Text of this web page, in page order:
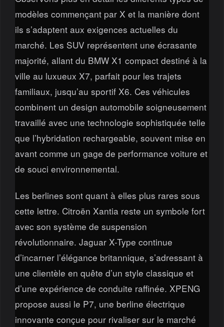
modèles commençant par X et la manière dont
ils s’adaptent aux exigences actuelles du
marché. Les SUV représentent une écrasante
majorité, allant du BMW X1 compact destiné à la
ville au luxueux X7, parfait pour les trajets
familiaux, jusqu’au sportif X6. Ces véhicules
combinent un design automobile soigneusement
travaillé avec une technologie sophistiquée telle
que l’hybridation rechargeable, souvent mise en
avant comme un gage de performance voiture et
de souci environnemental.
Les berlines sont quant à elles plus rares sous
cette lettre. Citroën Xantia reste un symbole fort
avec son système de suspension
révolutionnaire. Jaguar X-Type continue
d’incarner l’élégance britannique, s’adressant à
une clientèle en quête d’un style classique et
d’une expérience de conduite raffinée. XPENG
propose aussi le P7, une berline électrique
innovante conçue pour rivaliser sur le marché